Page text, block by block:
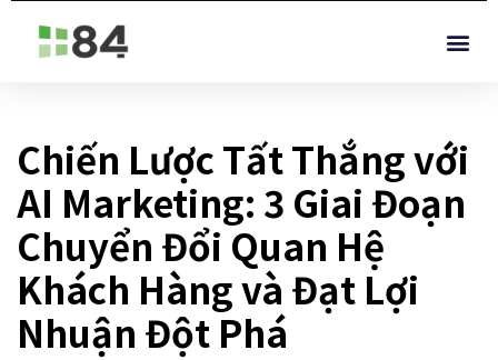
Chiến Lược Tất Thắng với
AI Marketing: 3 Giai Đoạn
Chuyển Đổi Quan Hệ
Khách Hàng và Đạt Lợi
Nhuận Đột Phá